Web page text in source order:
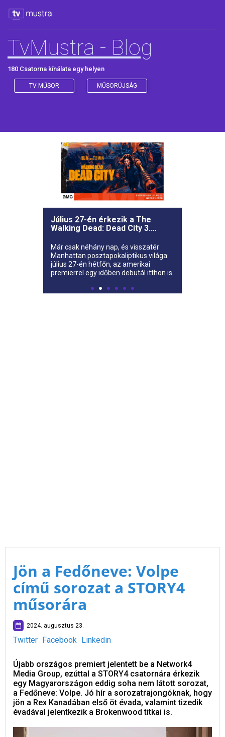
TvMustra - Blog
180 Csatorna kínálata egy helyen
TV MŰSOR MŰSORÚJSÁG
Július 27-én érkezik a The
Walking Dead: Dead City 3.
Már csak néhány nap, és visszatér
Manhattan posztapokaliptikus világa:
július 27-én hétfőn, az amerikai
premierrel egy időben debütál itthon is
City harmadik évada.
Jön a Fedőneve: Volpe
című sorozat a STORY4
műsorára
2024. augusztus 23.
Twitter Facebook Linkedin
Újabb országos premiert jelentett be a Network4
Media Group, ezúttal a STORY4 csatornára érkezik
egy Magyarországon eddig soha nem látott sorozat,
a Fedőneve: Volpe. Jó hír a sorozatrajongóknak, hogy
jön a Rex Kanadában első öt évada, valamint tizedik
évadával jelentkezik a Brokenwood titkai is.